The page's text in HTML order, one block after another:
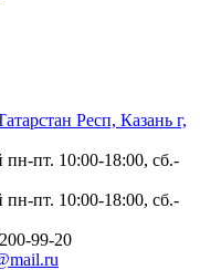
Респ, Казань г,
пн-пт. 10:00-18:00, сб.-
пн-пт. 10:00-18:00, сб.-
99-20